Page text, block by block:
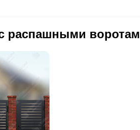
распашными